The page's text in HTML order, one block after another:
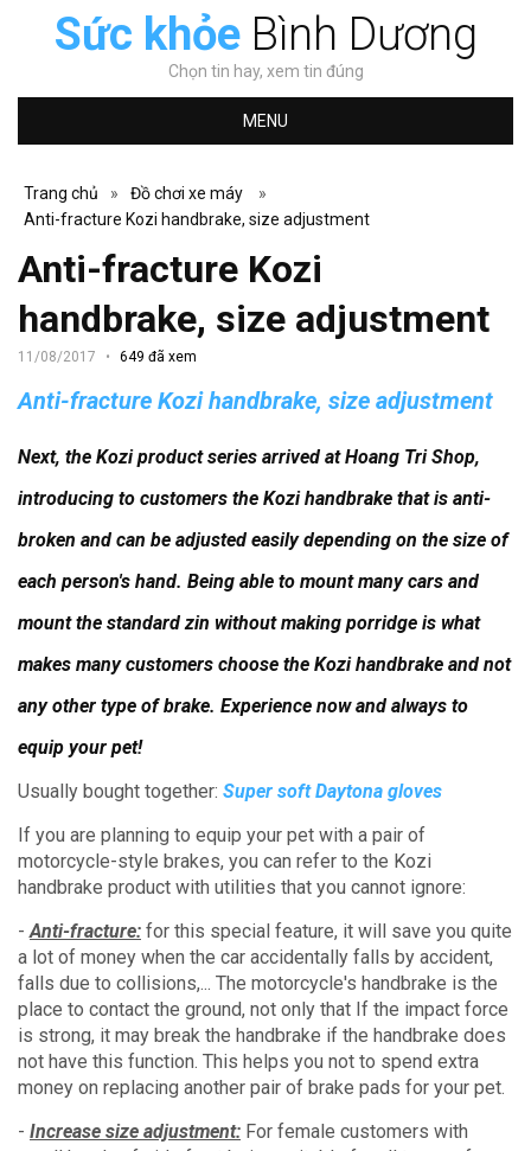
Sức khỏeBình Dương
Chọn tin hay, xem tin đúng
MENU
Trang chủ » Đồ chơi xe máy
»
Anti-fracture Kozi handbrake, size adjustment
Anti-fracture Kozi
handbrake, size adjustment
11/08/2017 649 đã xem
Anti-fracture Kozi handbrake, size adjustment
Next, the Kozi product series arrived at Hoang Tri Shop,
introducing to customers the Kozi handbrake that is anti-
broken and can be adjusted easily depending on the size of
each person's hand. Being able to mount many cars and
mount the standard zin without making porridge is what
makes many customers choose the Kozi handbrake and not
any other type of brake. Experience now and always to
equip your pet!
Usually bought together: Super soft Daytona gloves
If you are planning to equip your pet with a pair of
motorcycle-style brakes, you can refer to the Kozi
handbrake product with utilities that you cannot ignore:
-Anti-fracture: for this special feature, it will save you quite
a lot of money when the car accidentally falls by accident,
falls due to collisions,... The motorcycle's handbrake is the
place to contact the ground, not only that If the impact force
is strong, it may break the handbrake if the handbrake does
not have this function. This helps you not to spend extra
money on replacing another pair of brake pads for your pet.
- Increase size adjustment: For female customers with